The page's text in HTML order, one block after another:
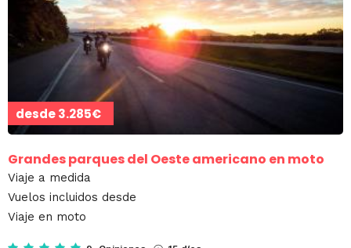
desde3.285€
Grandes parques del Oeste americano en moto
Viaje a medida
Vuelos incluidos desde
Viaje en moto